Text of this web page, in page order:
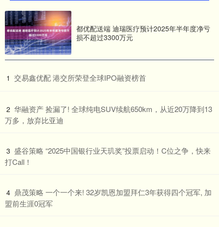
都优配送端 迪瑞医疗预计2025年半年度净亏
损不超过3300万元
1 ​交易鑫优配 港交所荣登全球IPO融资榜首
2 ​华融资产 捡漏了! 全球纯电SUV续航650km，从近20万降到13
万多，放弃比亚迪
3 ​盛谷策略 “2025中国银行业天玑奖”投票启动！C位之争，快来
打Call！
4 ​鼎茂策略 一个一个来! 32岁凯恩加盟拜仁3年获得四个冠军, 加
盟前生涯0冠军